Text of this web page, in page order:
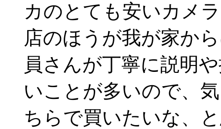
カのとても安いカメ
店のほうが我が家か
員さんが丁寧に説明
いことが多いので、
ちらで買いたいな、